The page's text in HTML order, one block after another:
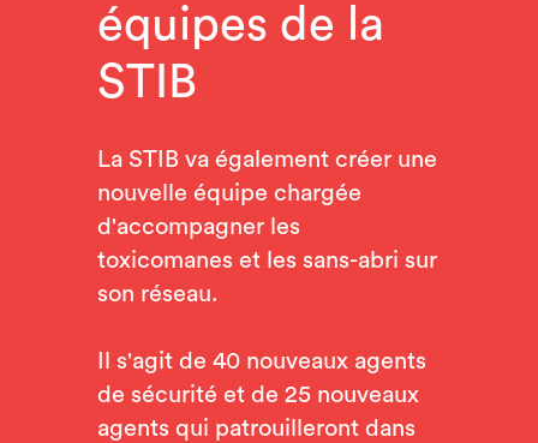
équipes de la
STIB
La STIB va également créer une
nouvelle équipe chargée
d'accompagner les
toxicomanes et les sans-abri sur
son réseau.
Il s'agit de 40 nouveaux agents
de sécurité et de 25 nouveaux
agents qui patrouilleront dans